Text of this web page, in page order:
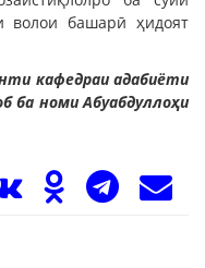
волои башарӣ ҳидоят
кафедраи адабиёти
ба номи Абуабдуллоҳи